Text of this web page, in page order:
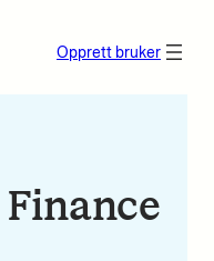
Opprett bruker